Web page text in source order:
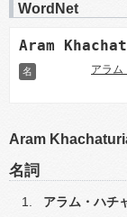
WordNet
Aram
名 アラム
Aram
名詞
アラム・ハチ